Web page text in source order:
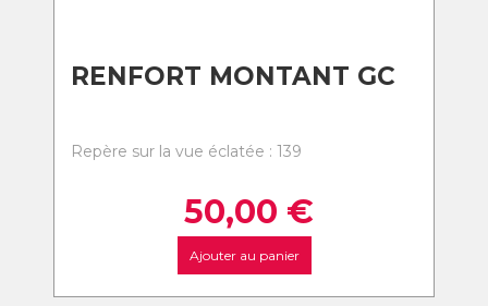
RENFORT MONTANT GC
Repère sur la vue éclatée : 139
50,00 €
Ajouter au panier